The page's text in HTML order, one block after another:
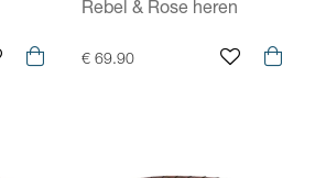
RR-M0057-B
Rebel & Rose heren
€ 69.90